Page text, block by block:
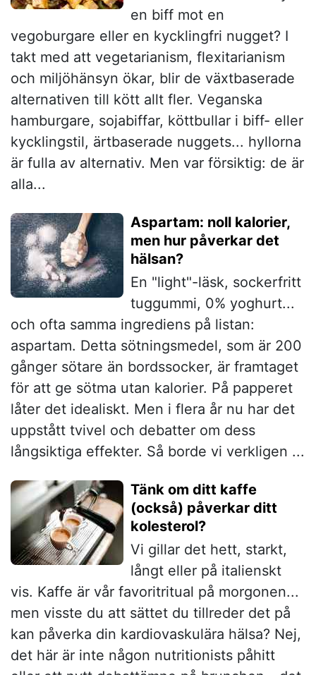
en biff mot en
vegoburgare eller en kycklingfri nugget? I
takt med att vegetarianism, flexitarianism
och miljöhänsyn ökar, blir de växtbaserade
alternativen till kött allt fler. Veganska
hamburgare, sojabiffar, köttbullar i biff- eller
kycklingstil, ärtbaserade nuggets... hyllorna
är fulla av alternativ. Men var försiktig: de är
alla...
Aspartam: noll kalorier,
men hur påverkar det
hälsan?
En "light"-läsk, sockerfritt
tuggummi, 0% yoghurt...
och ofta samma ingrediens på listan:
aspartam. Detta sötningsmedel, som är 200
gånger sötare än bordssocker, är framtaget
för att ge sötma utan kalorier. På papperet
låter det idealiskt. Men i flera år nu har det
uppstått tvivel och debatter om dess
långsiktiga effekter. Så borde vi verkligen ...
Tänk om ditt kaffe
(också) påverkar ditt
kolesterol?
Vi gillar det hett, starkt,
långt eller på italienskt
vis. Kaffe är vår favoritritual på morgonen...
men visste du att sättet du tillreder det på
kan påverka din kardiovaskulära hälsa? Nej,
det här är inte någon nutritionists påhitt